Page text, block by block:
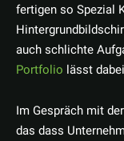
fertigen so Spezial
auch schlichte
Portfolio lässt
Im Gespräch mit
das dass